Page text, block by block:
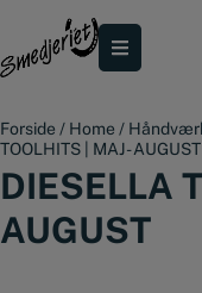
indholdet
Forside / Home /
TOOLHITS | MAJ - AUGUST
DIESELLA
AUGUST